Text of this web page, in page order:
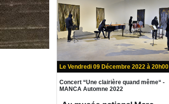
Le Vendredi 09 Décembre 2022 à 20h00
Concert “Une clairière quand même“ -
MANCA Automne 2022